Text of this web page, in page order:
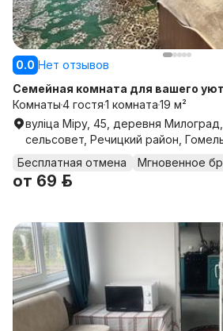
0.0 Нет отзывов
Семейная комната для вашего
Комнаты4 гостя1 комната19 м²
вуліца Міру, 45, деревня
сельсовет, Речицкий район,
Бесплатная отмена
Мгновенное
от 69 р.